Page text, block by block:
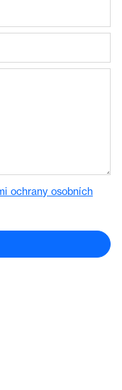
ochrany osobních